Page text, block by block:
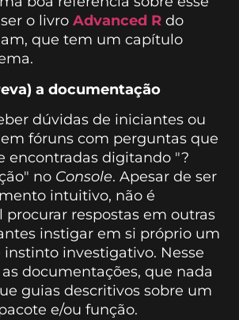
o livro Advanced R do
que tem um capítulo
a documentação
dúvidas de iniciantes ou
fóruns com perguntas que
encontradas digitando "?
no Console. Apesar de ser
intuitivo, não é
procurar respostas em outras
instigar em si próprio um
investigativo. Nesse
documentações, que nada
guias descritivos sobre um
e/ou função.